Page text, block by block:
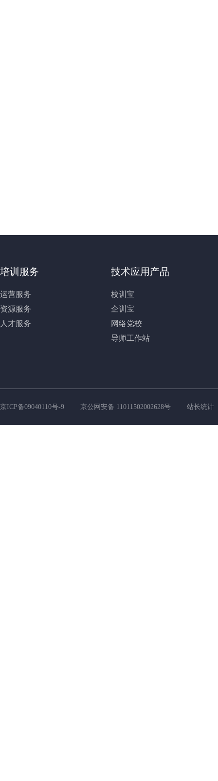
培训服务
运营服务
资源服务
人才服务
技术应用产品
校训宝
企训宝
网络党校
导师工作站
京ICP备09040110号-9 京公网安备 11011502002628号 站长统计